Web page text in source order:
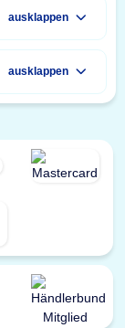
ausklappen
ausklappen